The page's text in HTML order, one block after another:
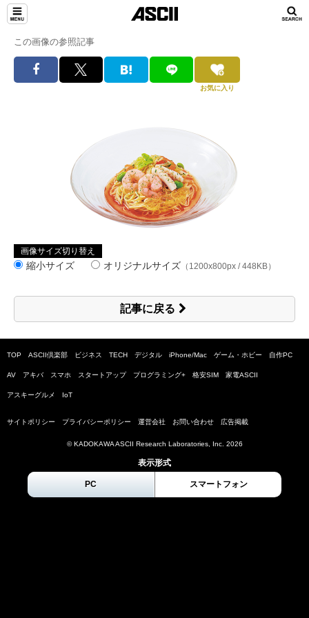
この画像の参照記事
お気に入り
画像サイズ切り替え
縮小サイズ オリジナルサイズ （1200x800px / 448KB）
記事に戻る
TOP ASCII倶楽部 ビジネス TECH デジタル iPhone/Mac ゲーム・ホビー 自作PC
AV アキバ スマホ スタートアップ プログラミング+ 格安SIM 家電ASCII
アスキーグルメ IoT
サイトポリシー プライバシーポリシー 運営会社 お問い合わせ 広告掲載
© KADOKAWA ASCII Research Laboratories, Inc. 2026
表示形式
PC スマートフォン